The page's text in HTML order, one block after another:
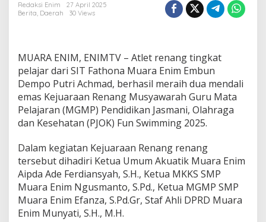
t
h
o
n
a
E
m
u
n
D
e
m
p
Redaksi Enim
27 April 2025
Berita, Daerah 30 Views
MUARA ENIM, ENIMTV – Atlet renang tingkat
pelajar dari SIT Fathona Muara Enim Embun
Dempo Putri Achmad, berhasil meraih dua mendali
emas Kejuaraan Renang Musyawarah Guru Mata
Pelajaran (MGMP) Pendidikan Jasmani, Olahraga
dan Kesehatan (PJOK) Fun Swimming 2025.
Dalam kegiatan Kejuaraan Renang renang
tersebut dihadiri Ketua Umum Akuatik Muara Enim
Aipda Ade Ferdiansyah, S.H., Ketua MKKS SMP
Muara Enim Ngusmanto, S.Pd., Ketua MGMP SMP
Muara Enim Efanza, S.Pd.Gr, Staf Ahli DPRD Muara
Enim Munyati, S.H., M.H.